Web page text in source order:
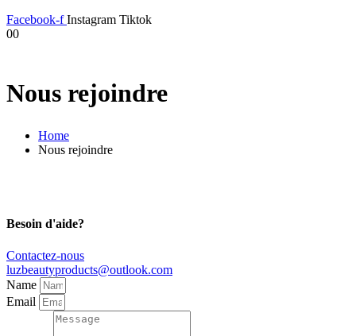
Facebook-f Instagram Tiktok
00
Nous rejoindre
Home
Nous rejoindre
Besoin d'aide?
Contactez-nous
luzbeautyproducts@outlook.com
Name
Email